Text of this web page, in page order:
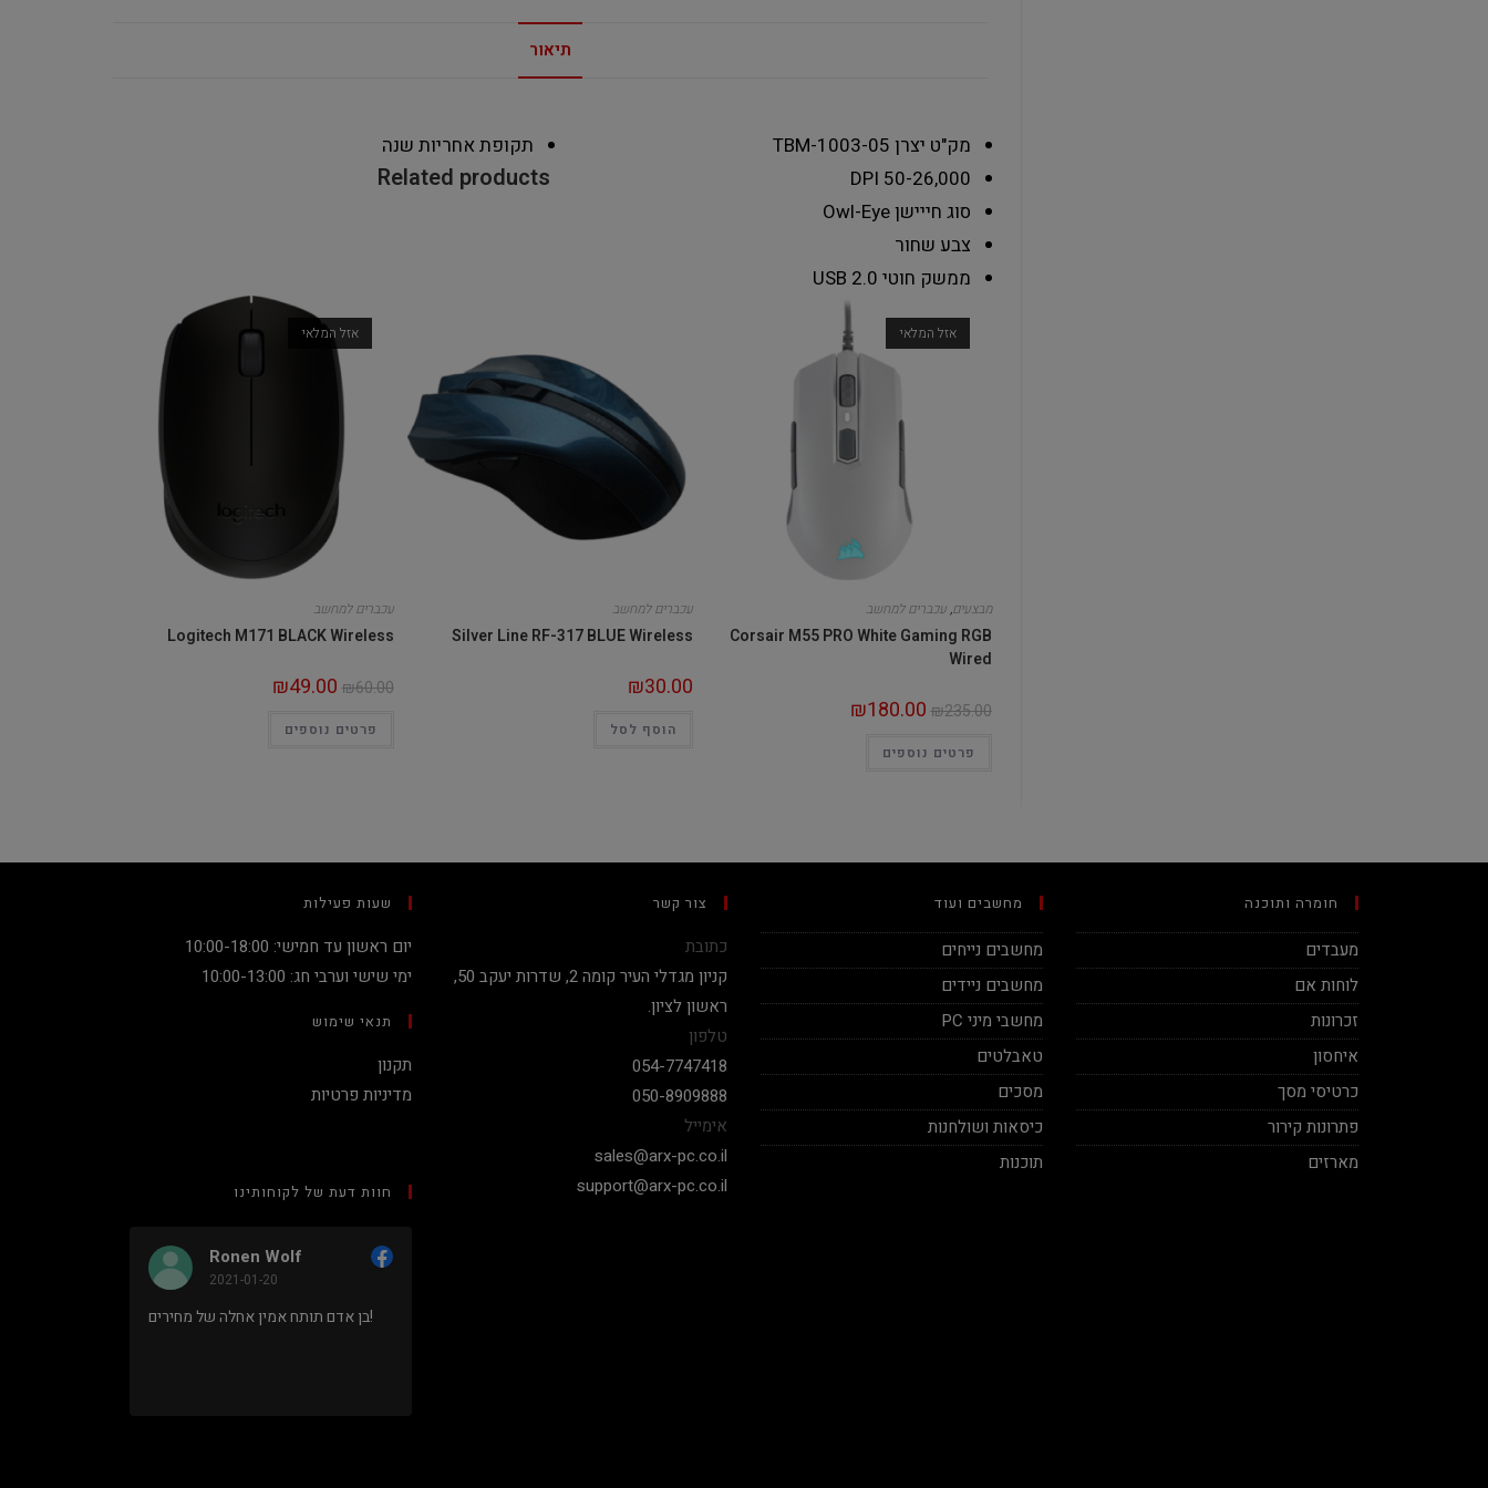
תיאור
מק"ט יצרן TBM-1003-05
DPI 50-26,000
סוג חייישןOwl-Eye
צבע שחור
ממשק חוטי USB 2.0
תקופת אחריות שנה
Related products
אזל המלאי
מבצעים,עכברים למחשב
Corsair M55 PRO White Gaming RGB
Wired
₪235.00
₪180.00
פרטים נוספים
עכברים למחשב
Silver Line RF-317 BLUE Wireless
₪30.00
הוסף לסל
אזל המלאי
עכברים למחשב
Logitech M171 BLACK Wireless
₪60.00
₪49.00
פרטים נוספים
חומרה ותוכנה
מעבדים
לוחות אם
זכרונות
איחסון
כרטיסי מסך
פתרונות קירור
מארזים
מחשבים ועוד
מחשבים נייחים
מחשבים ניידים
מחשבי מיני PC
טאבלטים
מסכים
כיסאות ושולחנות
תוכנות
צור קשר
כתובת
קניון מגדלי העיר קומה 2, שדרות יעקב 50,
ראשון לציון.
טלפון
054-7747418
050-8909888
אימייל
sales@arx-pc.co.il
support@arx-pc.co.il
שעות פעילות
יום ראשון עד חמישי: 10:00-18:00
ימי שישי וערבי חג: 10:00-13:00
תנאי שימוש
תקנון
מדיניות פרטיות
חוות דעת של לקוחותינו
Ronen Wolf
2021-01-20
בן אדם תותח אמין אחלה של מחירים!